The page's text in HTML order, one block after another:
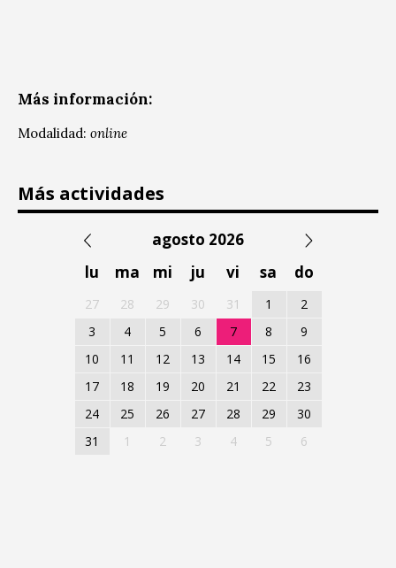
Más información:
Modalidad: online
Más actividades
agosto 2026
lu
ma mi ju vi sa do
27 28 29 30 31 1
2
3
4 5 6 7 8
9
10
11 12 13 14 15
16
17
18 19 20 21 22
23
24
25 26 27 28 29
30
31
1 2 3 4 5 6